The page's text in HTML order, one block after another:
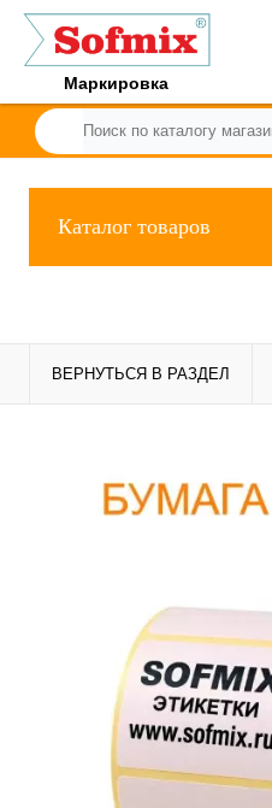
Маркировка
Каталог товаров
ВЕРНУТЬСЯ В РАЗДЕЛ